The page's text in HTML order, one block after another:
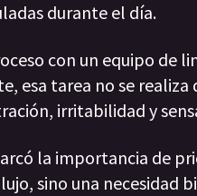
durante el día.
con un equipo de
esa tarea no se
irritabilidad y
la importancia de
sino una